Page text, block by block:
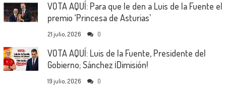
VOTA AQUÍ: Para que le den a Luis de la Fuente el
premio ‘Princesa de Asturias’
21 julio, 2026 0
VOTA AQUÍ: Luis de la Fuente, Presidente del
Gobierno; Sánchez ¡Dimisión!
19 julio, 2026 0